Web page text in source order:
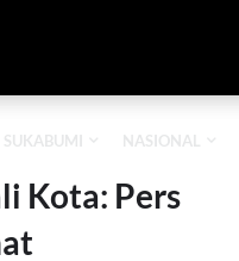
SUKABUMI NASIONAL
Kota: Pers